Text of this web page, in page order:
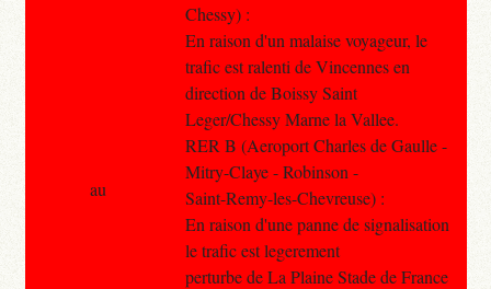
Chessy) :
En raison d'un malaise voyageur, le
trafic est ralenti de Vincennes en
direction de Boissy Saint
Leger/Chessy Marne la Vallee.
RER B (Aeroport Charles de Gaulle -
Mitry-Claye - Robinson -
Saint-Remy-les-Chevreuse) :
En raison d'une panne de signalisation
le trafic est legerement
perturbe de La Plaine Stade de France
au